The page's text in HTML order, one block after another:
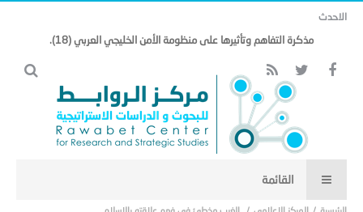
الاحدث
مذكرة التفاهم وتأثيرها على منظومة الأمن الخليجي العربي (18).